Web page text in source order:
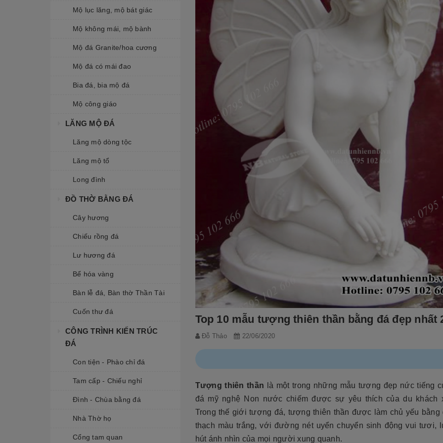
Mộ lục lăng, mộ bát giác
Mộ không mái, mộ bành
Mộ đá Granite/hoa cương
Mộ đá có mái đao
Bia đá, bia mộ đá
Mộ công giáo
LĂNG MỘ ĐÁ
Lăng mộ dòng tộc
Lăng mộ tổ
Long đình
ĐỒ THỜ BẰNG ĐÁ
Cây hương
Chiếu rồng đá
Lư hương đá
Bể hóa vàng
Bàn lễ đá, Bàn thờ Thần Tài
Cuốn thư đá
CÔNG TRÌNH KIẾN TRÚC
ĐÁ
Con tiện - Phào chỉ đá
Tam cấp - Chiếu nghỉ
Đình - Chùa bằng đá
Nhà Thờ họ
Cổng tam quan
Top 10 mẫu tượng thiên thần bằng đá đẹp nhất
Đỗ Thảo 22/06/2020
Tượng thiên thần là một trong những mẫu tượng đẹp nức tiếng
đá mỹ nghệ Non nước chiếm được sự yêu thích của du khách
Trong thế giới tượng đá, tượng thiên thần được làm chủ yếu bằng
thạch màu trắng, với đường nét uyển chuyển sinh động vui tươi,
hút ánh nhìn của mọi người xung quanh.